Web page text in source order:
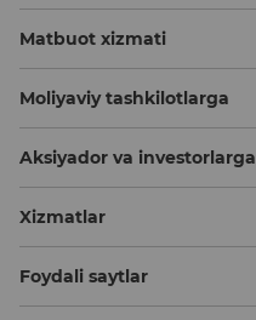
Matbuot xizmati
Moliyaviy tashkilotlarga
Aksiyador va investorlarga
Xizmatlar
Foydali saytlar